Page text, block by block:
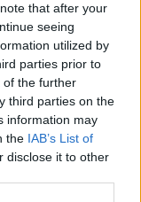
that after your
seeing
utilized by
parties prior to
of the further
third parties on the
information may
the IAB’s List of
disclose it to other
Prima sport k